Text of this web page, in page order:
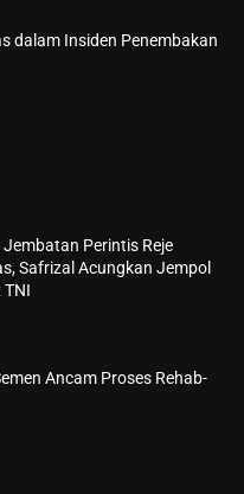
dalam Insiden Penembakan
Perintis Reje
Safrizal Acungkan Jempol
Ancam Proses Rehab-